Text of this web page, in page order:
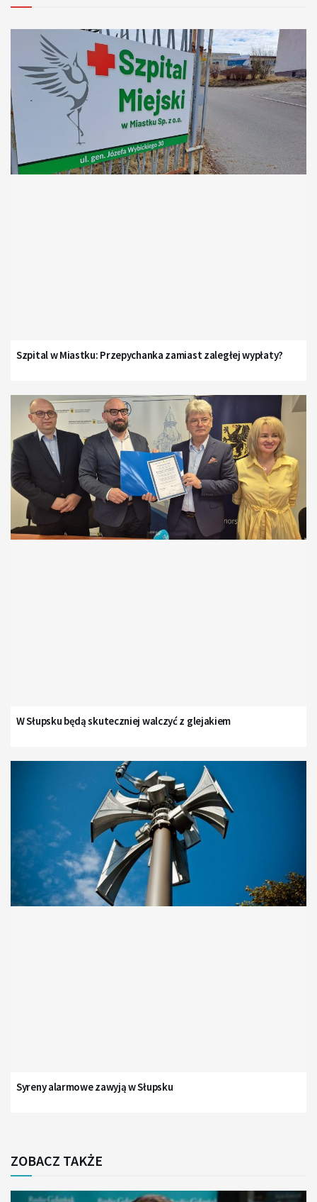
Szpital w Miastku: Przepychanka zamiast zaległej wypłaty?
W Słupsku będą skuteczniej walczyć z glejakiem
Syreny alarmowe zawyją w Słupsku
ZOBACZ TAKŻE